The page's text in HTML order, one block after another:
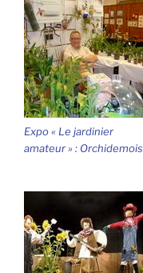
Expo « Le jardinier
amateur » : Orchidemois